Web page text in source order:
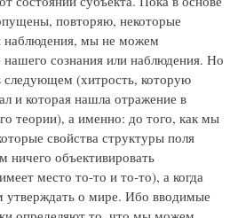
повторяю, некоторые
наблюдения, мы не можем
сознания или наблюдения. Но
следующем (хитрость, которую
и которая нашла отражение в
теории), а именно: до того, как мы
свойства структуры поля
объективировать
место то-то и то-то), а когда
утверждать о мире. Ибо вводимые